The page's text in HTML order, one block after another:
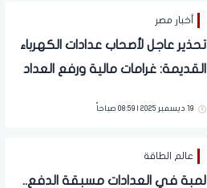
أخبار مصر
تحذير عاجل لأصحاب عدادات الكهرباء
القديمة: غرامات مالية ورفع العداد
19 ديسمبر 2025 | 08:59 صباحاً
عالم الطاقة
لمبة في العدادات مسبقة الدفع..